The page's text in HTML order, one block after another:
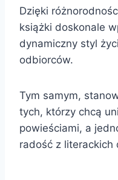
Dzięki
książki doskonale
dynamiczny styl
odbiorców.
Tym samym,
tych, którzy chcą
powieściami, a
radość z literackich